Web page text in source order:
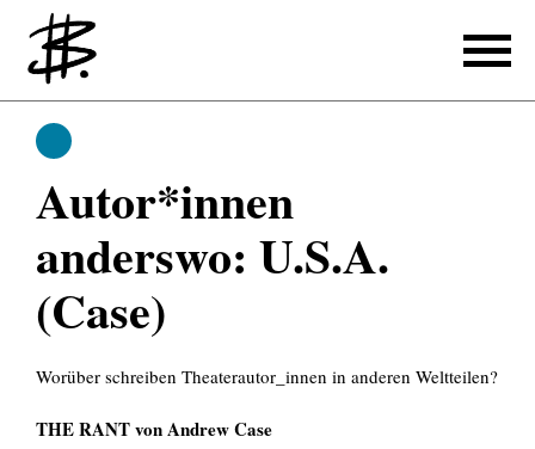
Schreiben
Referenzen
Produzieren
Referenzen
Übersetzen
Referenzen
Autor*innen
anderswo: U.S.A.
(Case)
Worüber schreiben Theaterautor_innen in anderen Weltteilen?
THE RANT von Andrew Case